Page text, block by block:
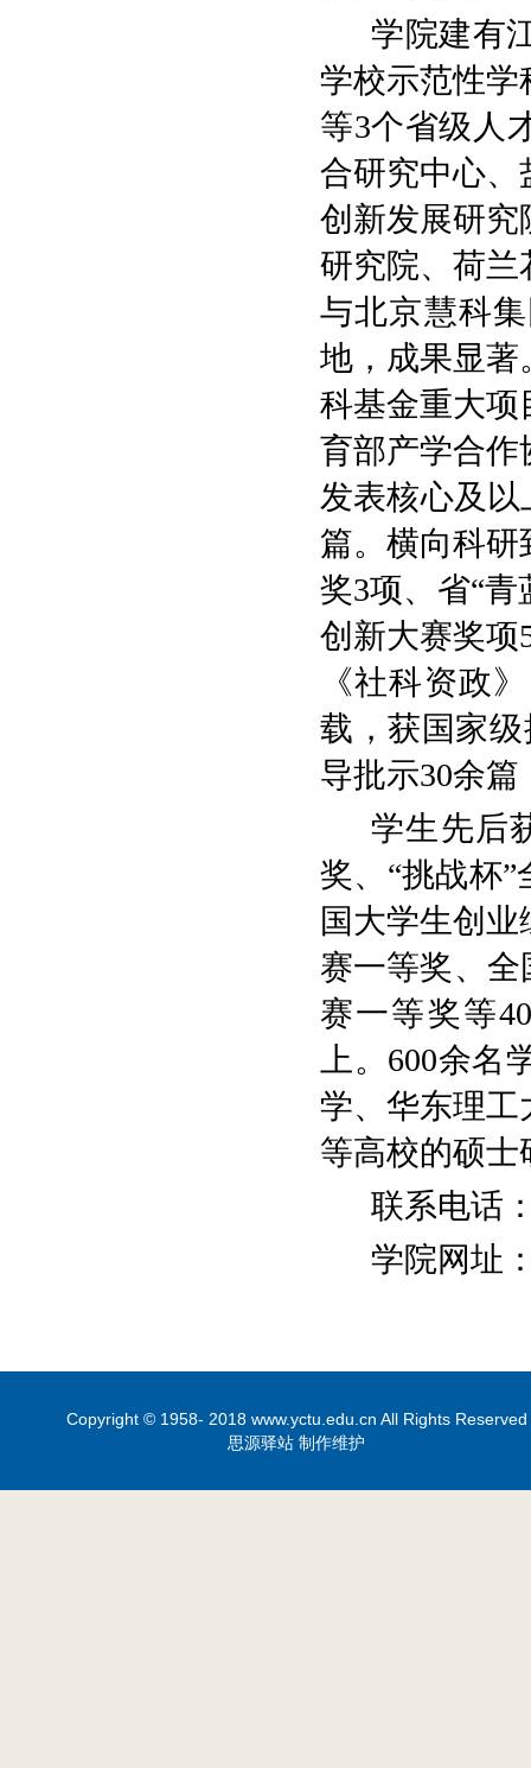
学院建有
学校示范性学
等3个省级人
合研究中心、
创新发展研究
研究院、荷兰
与北京慧科
地 ，成果显著
科基金重大项
育部产学合作
发表核心及
篇。 横向科研
奖3项、省“青
创新大赛奖项
《社科资政
载，获国家
导批示30余篇
学生先后
奖、 “挑战杯”
国大学生创
赛一等奖、
赛一等奖等
上。 600余名
学、华东理工
等高校的硕士
联系电话
学院网址
Copyright © 1958- 2018 www.yctu.edu.cn All Rights Reserved
思源驿站 制作维护